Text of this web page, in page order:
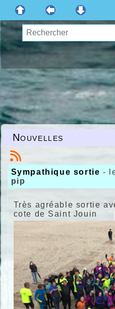
Nouvelles
Sympathique sortie -
pip
Très agréable sortie
cote de Saint Jouin